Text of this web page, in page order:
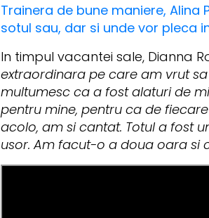
Trainera de bune maniere,
sotul sau, dar si unde vor pleca
In timpul vacantei sale, Dianna
extraordinara pe care am vrut
multumesc ca a fost alaturi de
pentru mine, pentru ca de
acolo, am si cantat. Totul a fost
usor. Am facut-o a doua oara si